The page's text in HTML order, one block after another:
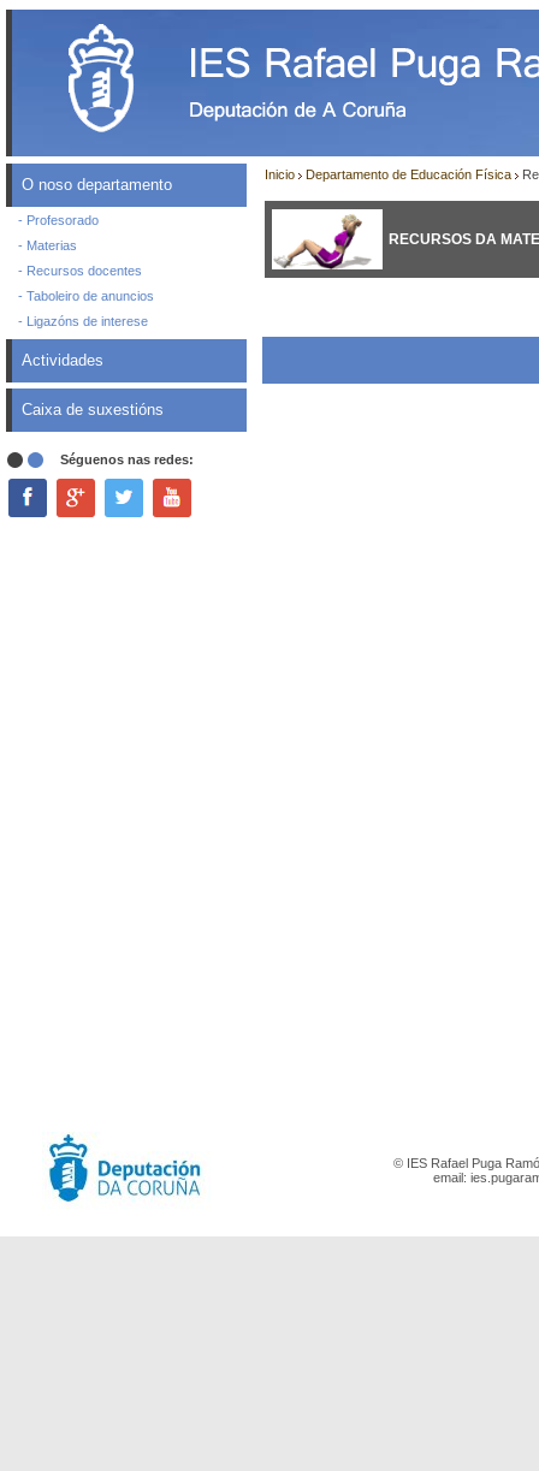
O noso departamento
- Profesorado
- Materias
- Recursos docentes
- Taboleiro de anuncios
- Ligazóns de interese
Actividades
Caixa de suxestións
Séguenos nas redes:
Inicio Departamento de Educación Física
RECURSOS DA
© IES Rafael Puga
email: